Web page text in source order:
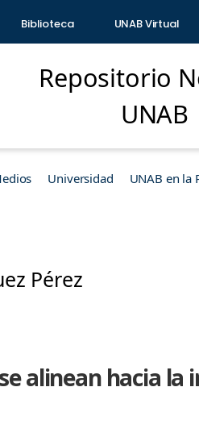
Biblioteca UNAB Virtual
Repositorio
UNAB
Universidad UNAB en la
Pérez
alinean hacia